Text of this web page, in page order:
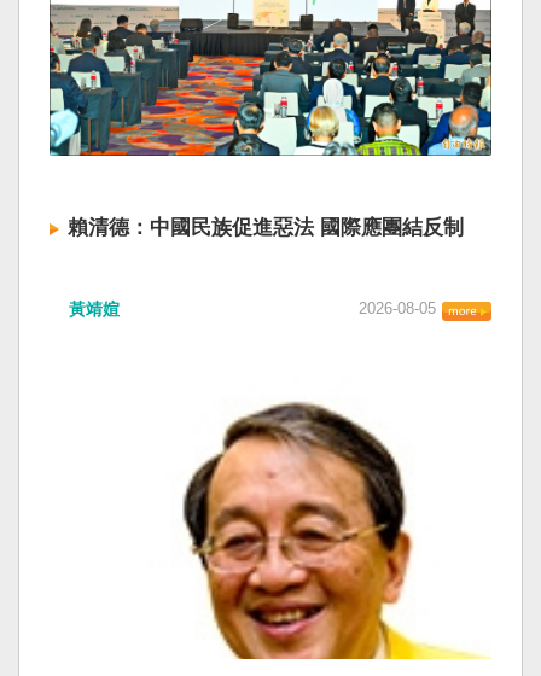
國周邊海域動態，目前未偵獲中國船舶異常舉
動，亦未接獲航商反映遭到廣播干擾，提醒航經
該海域之商貨輪，如接獲中方廣播時，無需理會
中方要求，並請立即通報相關單位，海巡署將會
採取一切必要手段，確保船舶航行自由與安全。
國，八一五這一天成為獨立紀念日及光復節。不
同於有國家歷史的朝鮮，台灣是新興國家，開展
自己國家的歷史。台灣沒有像朝鮮的左右路線競
逐政權，造成內戰形成南韓、北朝分裂國家的歷
史。或許會有左右路線政黨，形塑台灣的國家之
路。 如果一九四五年八一五台灣獨立了，一九四
史就會是另一種局面，與台灣無關。台灣沒有中
四五年八一五台灣獨立了，台灣會成為東亞漢字
客家話、原住民各族語也不會被壓迫。 如果一九
四五年八一五台灣獨立了，台灣早已是聯合國會
員國，也不至於迄今仍以國體不明的身分爭取加
入聯合國。當然不會捲入國內戰後兩個中國的鬥
爭。當然也沒有以反共為名、行專政之實的卅八
年戒嚴讓許多政治受難者的母親長期在黑夜哭
泣。 如果一九四五年八一五台灣獨立了，台灣早
已民主化，不必有長期戒嚴體制的壓迫，也沒有
隨中國國民黨從中國流亡到台灣形成的流亡殖民
群落留下來的遺民問題。漢字文化圈的國家台灣
賴清德：中國民族促進惡法 國際應團結反制
「民族團結進步促進法」對各國人民進行政治審
統賴清德昨日於凱達格蘭論壇致詞表示，中國的
「民促法」不僅侵害台灣主權，更透過跨國鎮
壓，對世界各國人民進行政治審查、製造寒蟬效
應，是國際社會應該團結反制的惡法；台灣不會
接受統戰滲透和紅色恐怖、不會坐視中國將壓迫
黑手伸進台灣，或任何自由國家與地區。 不會坐
視北京黑手伸進台灣 賴清德指出，中國上個月不
顧國際反對，實施「民族團結進步促進法」，
「對中政策跨國議會聯盟」（IPAC）隨即發表聲
明，譴責嚴重違反基本人權。他感謝IPAC日本共
同主席中谷元、IPAC執行主任裴倫德昨以行動再
黃靖媗 2026-08-05